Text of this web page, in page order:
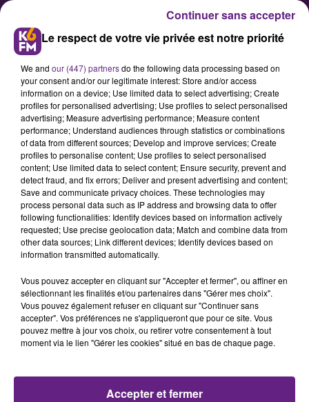
Régionales - Union de la droite :
François Sauvadet mène une
politique de rupture
Le président de la Côte-d'Or, l'UDI
François Sauvadet, conduit cette
année la liste de l'union de la droite
Bourgogne Franche-Comté. Allié au
parti Les Républicains, il propose 21
mesures pour "enfin rentrer dans
le 21e siècle". Un programme de
Le respect de votre vie privée est notre priorité
We and our (447) partnersdo the following data processing based on
your consent and/or our legitimate interest: Store and/or access
information on a device; Use limited data to select advertising; Create
profiles for personalised advertising; Use profiles to select personalised
advertising; Measure advertising performance; Measure content
performance; Understand audiences through statistics or combinations
of data from different sources; Develop and improve services; Create
profiles to personalise content; Use profiles to select personalised
content; Use limited data to select content; Ensure security, prevent and
detect fraud, and fix errors; Deliver and present advertising and content;
Save and communicate privacy choices. These technologies may
process personal data such as IP address and browsing data to offer
following functionalities: Identify devices based on information actively
requested; Use precise geolocation data; Match and combine data from
other data sources; Link different devices; Identify devices based on
information transmitted automatically.
Vous pouvez accepter en cliquant sur "Accepter et fermer", ou affiner en
sélectionnant les finalités et/ou partenaires dans "Gérer mes choix".
Vous pouvez également refuser en cliquant sur "Continuer sans
accepter". Vos préférences ne s'appliqueront que pour ce site. Vous
pouvez mettre à jour vos choix, ou retirer votre consentement à tout
moment via le lien "Gérer les cookies" situé en bas de chaque page.
Accepter et fermer
Continuer sans accepter